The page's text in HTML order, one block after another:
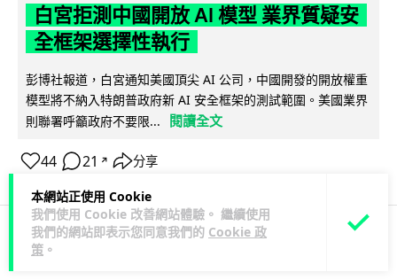
本網站正使用 Cookie
我們使用 Cookie 改善網站體驗。 繼續使用
我們的網站即表示您同意我們的 Cookie 政
策 。
白宮拒測中國開放 AI 模型 業界質疑安
全框架選擇性執行
彭博社報道，白宮通知美國頂尖 AI 公司，中國開發的開放權重
模型將不納入特朗普政府新 AI 安全框架的測試範圍。美國業界
則聯署呼籲政府不要限...
閱讀全文
44 21 ↗ 分享
人工智能